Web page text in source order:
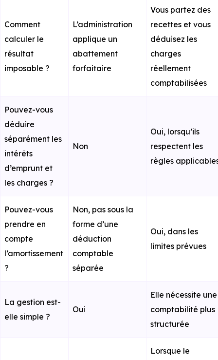
Comment
calculer le
résultat
imposable ?
L’administration
applique un
abattement
forfaitaire
Vous partez des
recettes et vous
déduisez les
charges
réellement
comptabilisées
Pouvez-vous
déduire
séparément les
intérêts
d’emprunt et
les charges ?
Non
Oui, lorsqu’ils
respectent les
règles
Pouvez-vous
prendre en
compte
l’amortissement
?
Non, pas sous la
forme d’une
déduction
comptable
séparée
Oui, dans les
limites prévues
La gestion est-
elle simple ?
Oui
Elle nécessite une
comptabilité plus
structurée
Lorsque le